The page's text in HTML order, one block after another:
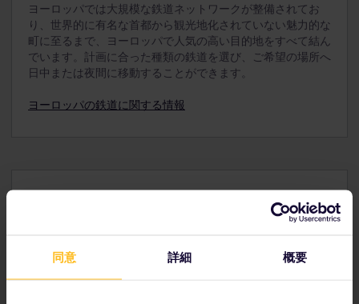
同意 詳細 概要
お支払いの前に、大人用パス、ユースパス、または
シニアパスのご注文に忘れずに小児用パスを追加し
てください。購入後のご注文への追加はできませ
ん。
けます。
ヨーロッパでは大規模な鉄道ネットワークが整備されてお
り、世界的に有名な首都から観光地化されていない魅力的な
町に至るまで、ヨーロッパで人気の高い目的地をすべて結ん
でいます。計画に合った種類の鉄道を選び、ご希望の場所へ
日中または夜間に移動することができます。
ヨーロッパの鉄道に関する情報
時刻表で旅の詳細を確認